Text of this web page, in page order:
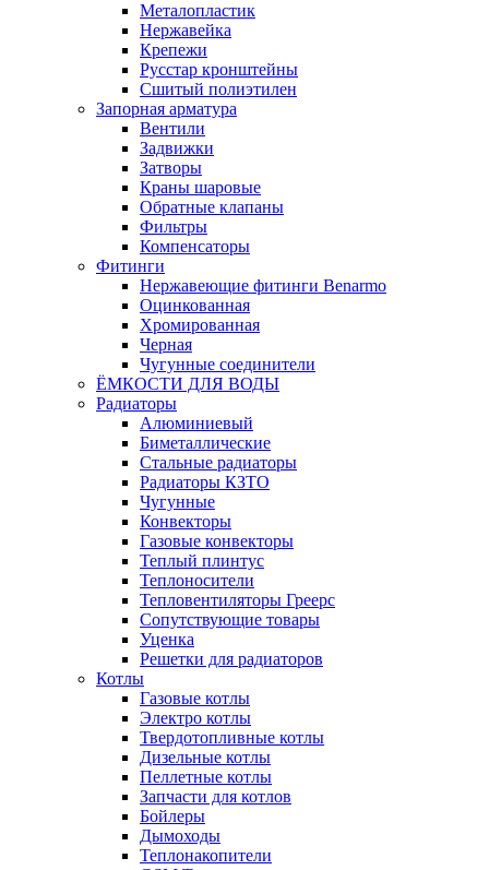
Металопластик
Нержавейка
Крепежи
Русстар кронштейны
Сшитый полиэтилен
Запорная арматура
Вентили
Задвижки
Затворы
Краны шаровые
Обратные клапаны
Фильтры
Компенсаторы
Фитинги
Нержавеющие фитинги Benarmo
Оцинкованная
Хромированная
Черная
Чугунные соединители
ЁМКОСТИ ДЛЯ ВОДЫ
Радиаторы
Алюминиевый
Биметаллические
Стальные радиаторы
Радиаторы КЗТО
Чугунные
Конвекторы
Газовые конвекторы
Теплый плинтус
Теплоносители
Тепловентиляторы Греерс
Сопутствующие товары
Уценка
Решетки для радиаторов
Котлы
Газовые котлы
Электро котлы
Твердотопливные котлы
Дизельные котлы
Пеллетные котлы
Запчасти для котлов
Бойлеры
Дымоходы
Теплонакопители